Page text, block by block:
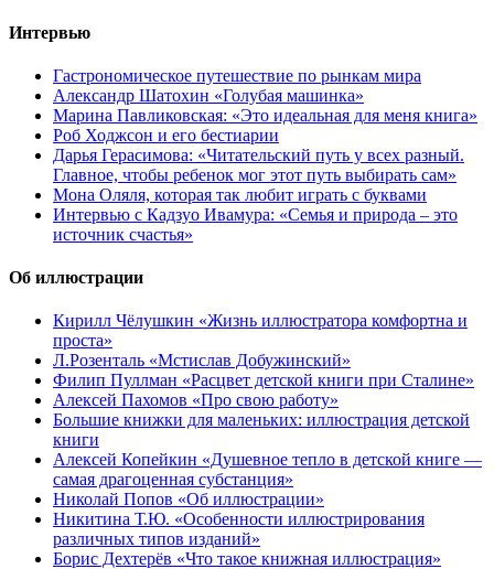
Интервью
Гастрономическое путешествие по рынкам мира
Александр Шатохин «Голубая машинка»
Марина Павликовская: «Это идеальная для меня книга»
Роб Ходжсон и его бестиарии
Дарья Герасимова: «Читательский путь у всех разный.
Главное, чтобы ребенок мог этот путь выбирать сам»
Мона Оляля, которая так любит играть с буквами
Интервью с Кадзуо Ивамура: «Семья и природа – это
источник счастья»
Об иллюстрации
Кирилл Чёлушкин «Жизнь иллюстратора комфортна и
проста»
Л.Розенталь «Мстислав Добужинский»
Филип Пуллман «Расцвет детской книги при Сталине»
Алексей Пахомов «Про свою работу»
Большие книжки для маленьких: иллюстрация детской
книги
Алексей Копейкин «Душевное тепло в детской книге —
самая драгоценная субстанция»
Николай Попов «Об иллюстрации»
Никитина Т.Ю. «Особенности иллюстрирования
различных типов изданий»
Борис Дехтерёв «Что такое книжная иллюстрация»